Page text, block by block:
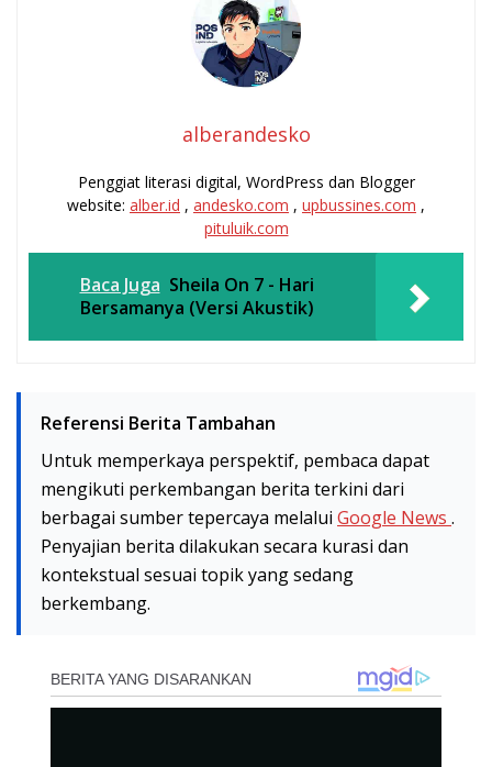
alberandesko
Penggiat literasi digital, WordPress dan Blogger
website: alber.id , andesko.com , upbussines.com ,
pituluik.com
Baca Juga Sheila On 7 - Hari
Bersamanya (Versi Akustik)
Referensi Berita Tambahan
Untuk memperkaya perspektif, pembaca dapat
mengikuti perkembangan berita terkini dari
berbagai sumber tepercaya melalui Google News .
Penyajian berita dilakukan secara kurasi dan
kontekstual sesuai topik yang sedang
berkembang.